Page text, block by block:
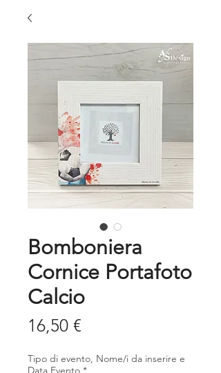
Bomboniera
Cornice Portafoto
Calcio
16,50 €
Tipo di evento, Nome/i da inserire e
Data Evento *